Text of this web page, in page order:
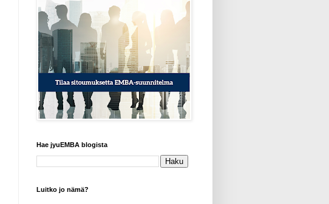
Hae jyuEMBA blogista
Luitko jo nämä?